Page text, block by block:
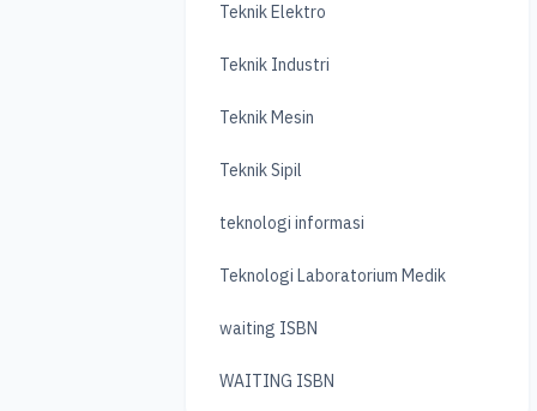
Teknik Elektro
Teknik Industri
Teknik Mesin
Teknik Sipil
teknologi informasi
Teknologi Laboratorium Medik
waiting ISBN
WAITING ISBN